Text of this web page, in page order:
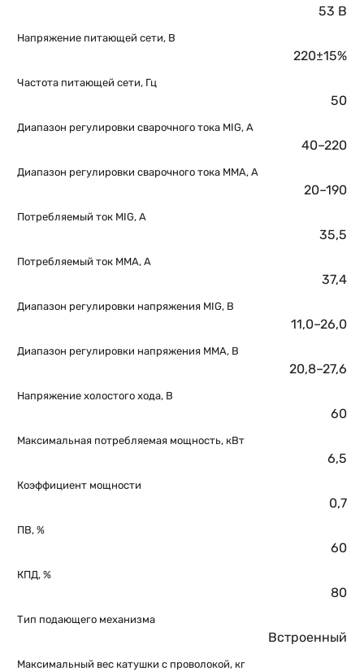
53 В
Напряжение питающей сети, В
220±15%
Частота питающей сети, Гц
50
Диапазон регулировки сварочного тока MIG, А
40–220
Диапазон регулировки сварочного тока MMA, А
20–190
Потребляемый ток MIG, А
35,5
Потребляемый ток MMA, А
37,4
Диапазон регулировки напряжения MIG, B
11,0–26,0
Диапазон регулировки напряжения MMA, В
20,8–27,6
Напряжение холостого хода, В
60
Максимальная потребляемая мощность, кВт
6,5
Коэффициент мощности
0,7
ПВ, %
60
КПД, %
80
Тип подающего механизма
Встроенный
Максимальный вес катушки с проволокой, кг